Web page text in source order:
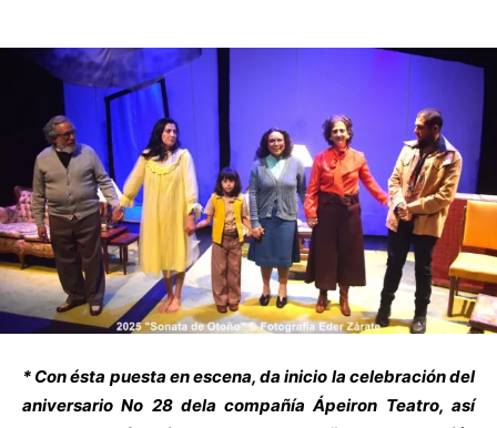
* Con ésta puesta en escena, da inicio la celebración del
aniversario No 28 dela compañía Ápeiron Teatro, así